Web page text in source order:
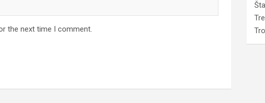
the next time I comment.